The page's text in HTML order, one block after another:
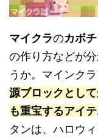
マイクラのカボ
の作り方などが
うか。マインクラ
源ブロックとし
も重宝するアイ
タンは、ハロウ